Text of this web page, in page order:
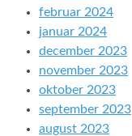
februar 2024
januar 2024
december 2023
november 2023
oktober 2023
september 2023
august 2023